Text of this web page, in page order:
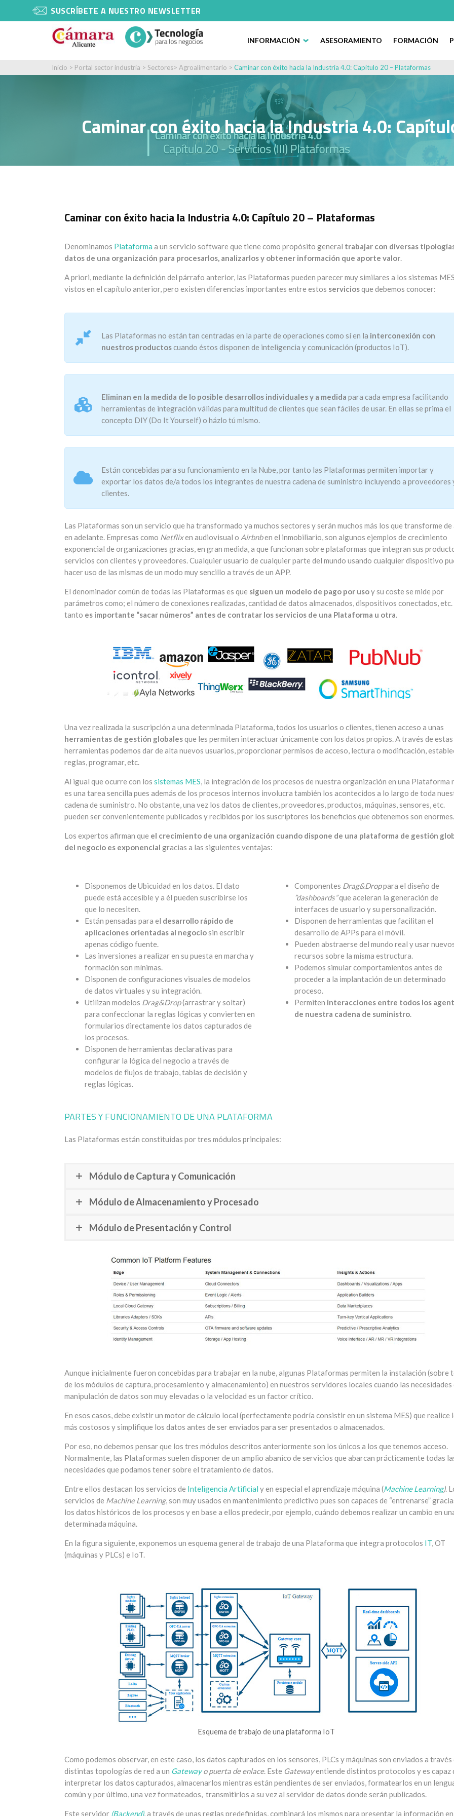
SUSCRÍBETE A NUESTRO NEWSLETTER
INFORMACIÓN ASESORAMIENTO FORMACIÓN
Inicio > Portal sector industria > Sectores> Agroalimentario > Caminar con éxito hacia la Industria 4.0: Capítulo 20 – Plataformas
Caminar con éxito hacia la Industria 4.0:
Caminar con éxito hacia la Industria 4.0: Capítulo 20 – Plataformas
Denominamos Plataforma a un servicio software que tiene como propósito general trabajar con diversas
datos de una organización para procesarlos, analizarlos y obtener información que aporte valor.
A priori, mediante la definición del párrafo anterior, las Plataformas pueden parecer muy similares a los sistemas MES
vistos en el capítulo anterior, pero existen diferencias importantes entre estos serviciosque debemos conocer:
Las Plataformas no están tan centradas en la parte de operaciones como sí en la interconexión con
nuestros productoscuando éstos disponen de inteligencia y comunicación (productos IoT).
Eliminan en la medida de lo posible desarrollos individuales y a medida para cada empresa facilitando
herramientas de integración válidas para multitud de clientes que sean fáciles de usar. En ellas se prima el
concepto DIY (Do It Yourself) o házlo tú mismo.
Están concebidas para su funcionamiento en la Nube, por tanto las Plataformas permiten importar y
exportar los datos de/a todos los integrantes de nuestra cadena de suministro incluyendo a proveedores
clientes.
Las Plataformas son un servicio que ha transformado ya muchos sectores y serán muchos más los que transforme de
en adelante. Empresas como Netflixen audiovisual o Airbnben el inmobiliario, son algunos ejemplos de crecimiento
exponencial de organizaciones gracias, en gran medida, a que funcionan sobre plataformas que integran sus
servicios con clientes y proveedores. Cualquier usuario de cualquier parte del mundo usando cualquier dispositivo
hacer uso de las mismas de un modo muy sencillo a través de un APP.
El denominador común de todas las Plataformas es que siguen un modelo de pago por usoy su coste se mide por
parámetros como; el número de conexiones realizadas, cantidad de datos almacenados, dispositivos conectados,
tanto es importante “sacar números” antes de contratar los servicios de una Plataforma u otra.
Una vez realizada la suscripción a una determinada Plataforma, todos los usuarios o clientes, tienen acceso a unas
herramientas de gestión globalesque les permiten interactuar únicamente con los datos propios. A través de estas
herramientas podemos dar de alta nuevos usuarios, proporcionar permisos de acceso, lectura o modificación,
reglas, programar, etc.
Al igual que ocurre con los sistemas MES, la integración de los procesos de nuestra organización en una Plataforma
es una tarea sencilla pues además de los procesos internos involucra también los acontecidos a lo largo de toda
cadena de suministro. No obstante, una vez los datos de clientes, proveedores, productos, máquinas, sensores, etc.
pueden ser convenientemente publicados y recibidos por los suscriptores los beneficios que obtenemos son enormes.
Los expertos afirman que el crecimiento de una organización cuando dispone de una plataforma de gestión
del negocio es exponencial gracias a las siguientes ventajas:
Disponemos de Ubicuidad en los datos. El dato
puede está accesible y a él pueden suscribirse los
que lo necesiten.
Están pensadas para el desarrollo rápido de
aplicaciones orientadas al negociosin escribir
apenas código fuente.
Las inversiones a realizar en su puesta en marcha y
formación son mínimas.
Disponen de configuraciones visuales de modelos
de datos virtuales y su integración.
Utilizan modelos Drag&Drop(arrastrar y soltar)
para confeccionar la reglas lógicas y convierten en
formularios directamente los datos capturados de
los procesos.
Disponen de herramientas declarativas para
configurar la lógica del negocio a través de
modelos de flujos de trabajo, tablas de decisión y
reglas lógicas.
Componentes Drag&Droppara el diseño de
”dashboards”que aceleran la generación de
interfaces de usuario y su personalización.
Disponen de herramientas que facilitan el
desarrollo de APPs para el móvil.
Pueden abstraerse del mundo real y usar
recursos sobre la misma estructura.
Podemos simular comportamientos antes de
proceder a la implantación de un determinado
proceso.
Permiten interacciones entre todos los
de nuestra cadena de suministro.
PARTES Y FUNCIONAMIENTO DE UNA PLATAFORMA
Las Plataformas están constituidas por tres módulos principales:
Módulo de Captura y Comunicación
Módulo de Almacenamiento y Procesado
Módulo de Presentación y Control
Aunque inicialmente fueron concebidas para trabajar en la nube, algunas Plataformas permiten la instalación (sobre
de los módulos de captura, procesamiento y almacenamiento) en nuestros servidores locales cuando las necesidades
manipulación de datos son muy elevadas o la velocidad es un factor crítico.
En esos casos, debe existir un motor de cálculo local (perfectamente podría consistir en un sistema MES) que realice
más costosos y simplifique los datos antes de ser enviados para ser presentados o almacenados.
Por eso, no debemos pensar que los tres módulos descritos anteriormente son los únicos a los que tenemos acceso.
Normalmente, las Plataformas suelen disponer de un amplio abanico de servicios que abarcan prácticamente todas
necesidades que podamos tener sobre el tratamiento de datos.
Entre ellos destacan los servicios de Inteligencia Artificial y en especial el aprendizaje máquina (Machine Learning).
servicios de Machine Learning, son muy usados en mantenimiento predictivo pues son capaces de “entrenarse”
los datos históricos de los procesos y en base a ellos predecir, por ejemplo, cuándo debemos realizar un cambio en
determinada máquina.
En la figura siguiente, exponemos un esquema general de trabajo de una Plataforma que integra protocolos IT, OT
(máquinas y PLCs) e IoT.
Esquema de trabajo de una plataforma IoT
Como podemos observar, en este caso, los datos capturados en los sensores, PLCs y máquinas son enviados a través
distintas topologías de red a un Gatewayo puerta de enlace. Este Gatewayentiende distintos protocolos y es capaz
interpretar los datos capturados, almacenarlos mientras están pendientes de ser enviados, formatearlos en un
común y por último, una vez formateados, transmitirlos a su vez al servidor de datos donde serán publicados.
Este servidor (Backend), a través de unas reglas predefinidas, combinará los mismos para presentar la información en